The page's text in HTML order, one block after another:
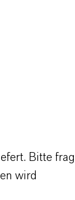
Bitte
wird